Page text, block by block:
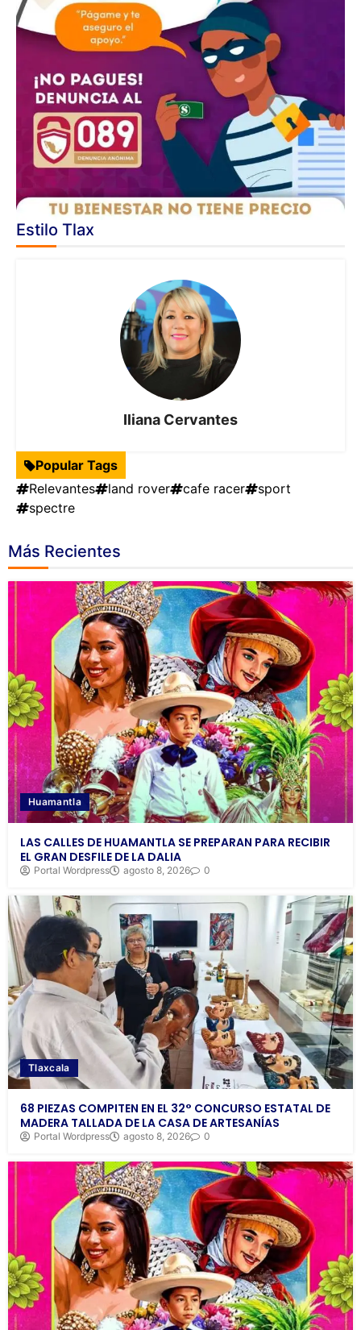
Estilo Tlax
Iliana Cervantes
Popular Tags
Relevantes
land rover cafe racer
sport
spectre
Más Recientes
Huamantla
LAS CALLES DE HUAMANTLA SE PREPARAN PARA RECIBIR
EL GRAN DESFILE DE LA DALIA
Portal Wordpress agosto 8, 2026 0
Tlaxcala
68 PIEZAS COMPITEN EN EL 32° CONCURSO ESTATAL DE
MADERA TALLADA DE LA CASA DE ARTESANÍAS
Portal Wordpress agosto 8, 2026 0